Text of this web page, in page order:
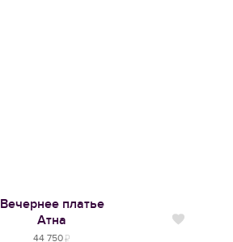
Вечернее платье
Атна
44 750